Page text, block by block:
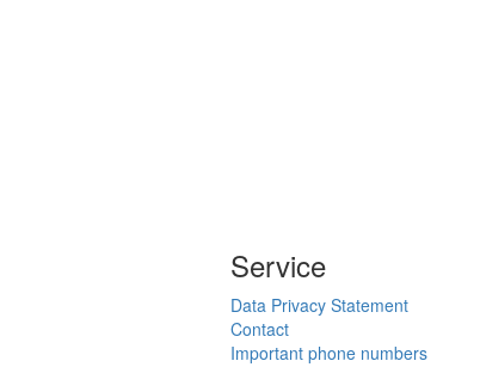
Service
Data Privacy Statement
Contact
Important phone numbers